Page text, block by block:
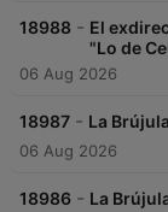
18988 - El
"Lo de
06 Aug 2026
18987 - La
06 Aug 2026
18986 - La